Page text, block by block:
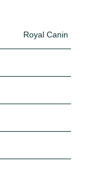
Royal Canin